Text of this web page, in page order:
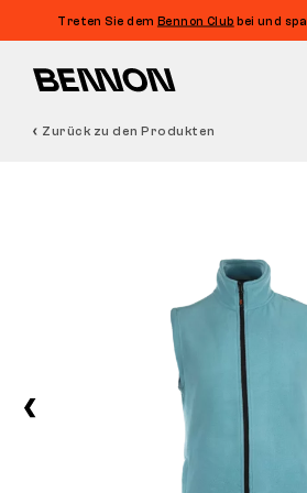
Treten Sie dem Bennon Club bei und
Barfußschuhe
Freizeitschuhe
Zurück zu den Produkten